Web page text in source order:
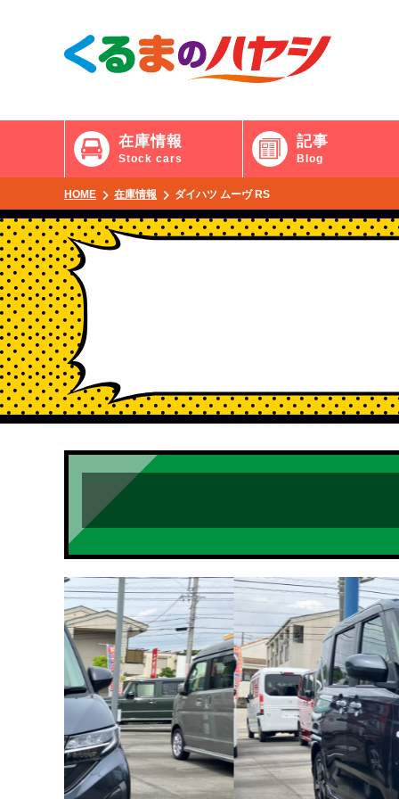
在庫情報
Stock cars
記事
Blog
HOME 在庫情報 ダイハツ ムーヴ RS